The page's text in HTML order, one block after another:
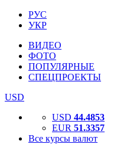
РУС
УКР
ВИДЕО
ФОТО
ПОПУЛЯРНЫЕ
СПЕЦПРОЕКТЫ
USD
USD 44.4853
EUR 51.3357
Все курсы валют